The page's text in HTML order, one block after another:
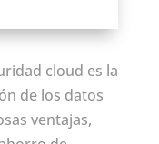
cloud es la
de los datos
ventajas,